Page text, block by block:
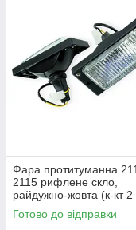
Фара протитуманна
2115 рифлене скло,
райдужно-жовта (к-кт
DLLA
Готово до відправки